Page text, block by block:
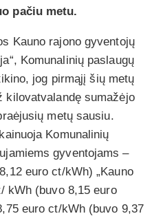
pačiu metu.
Kauno rajono gyventojų
Komunalinių paslaugų
jog pirmąjį šių metų
kilovatvalandę sumažėjo
metų sausiu.
Komunalinių
gyventojams –
euro ct/kWh) „Kauno
kWh (buvo 8,15 euro
euro ct/kWh (buvo 9,37